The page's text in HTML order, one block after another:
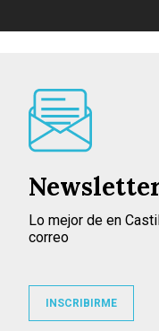
Lo mejor de en
correo
INSCRIBIRME